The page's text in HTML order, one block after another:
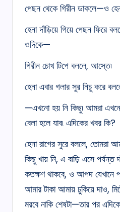
পেছন থেকে গিরীন ডাকলে—ও
হেনা দাঁড়িয়ে গিয়ে পেছন ফিরে
ওদিকে—
গিরীন চোখ টিপে বললে, আস্তে৷
হেনা এবার গলার সুর নিচু করে
—এখনো হয় নি কিছু৷ আমরা এখনো
বেলা হলে যাব৷ এদিকের খবর কি?
হেনা রাগের সুরে বললে, তোমরা
কিছু খায় নি, এ বাড়ি এসে পর্যন্ত
কতক্ষণ থাকবে, ও আপদ যেখানে
আমার টাকা আমায় চুকিয়ে দাও,
মরবে নাকি শেষটা—তার পর